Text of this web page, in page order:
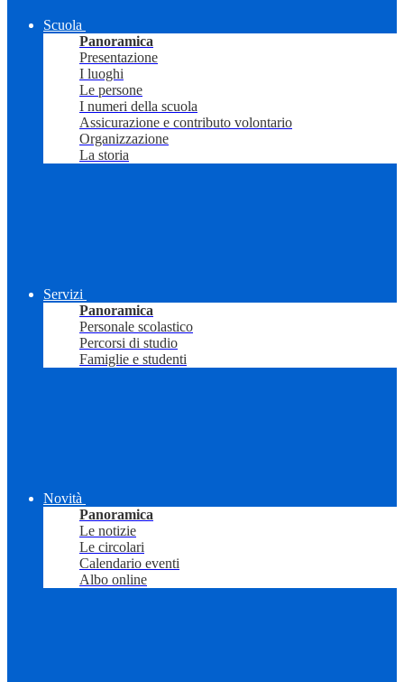
Scuola
Panoramica
Presentazione
I luoghi
Le persone
I numeri della scuola
Assicurazione e contributo volontario
Organizzazione
La storia
Servizi
Panoramica
Personale scolastico
Percorsi di studio
Famiglie e studenti
Novità
Panoramica
Le notizie
Le circolari
Calendario eventi
Albo online